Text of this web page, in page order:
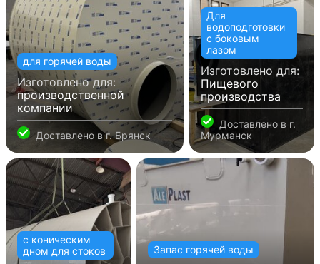
для горячей воды
Изготовлено для:
производственной
компании
Доставлено вг. Брянск
Для
водоподготовки
с боковым
лазом
Изготовлено для:
Пищевого
производства
Доставлено в г.
Мурманск
с коническим
дном для стоков
Запас горячей воды